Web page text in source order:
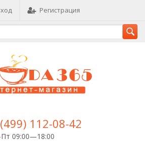
Регистрация
112-08-42
09:00—18:00